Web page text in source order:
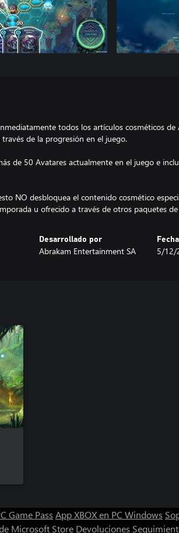
todos los artículos cosméticos
de la progresión en el juego.
de 50 Avatares actualmente en el juego e
NO desbloquea el contenido cosmético
u ofrecido a través de otros paquetes
Desarrollado por
Abrakam Entertainment SA 5/12/
Game Pass App XBOX en PC Windows
Microsoft Store Devoluciones